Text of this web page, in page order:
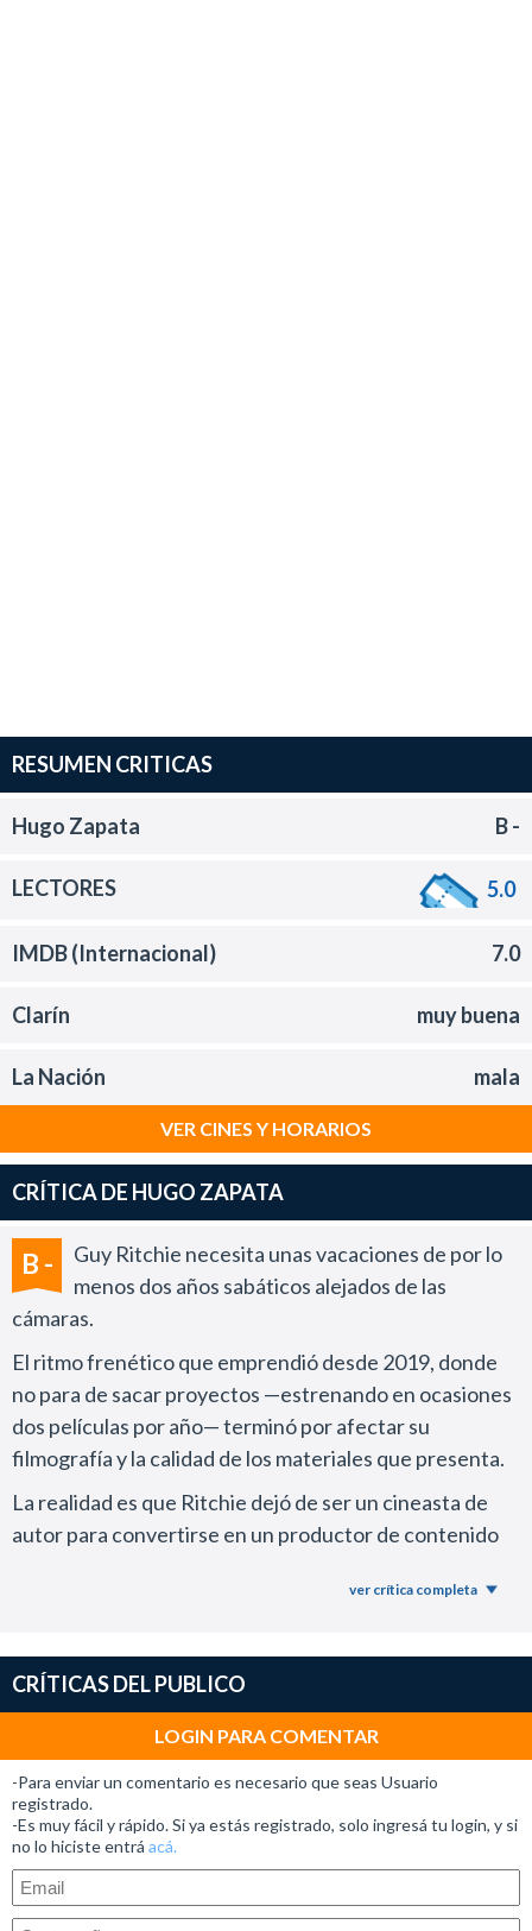
RESUMEN CRITICAS
Hugo Zapata B -
LECTORES 5.0
IMDB (Internacional) 7.0
Clarín muy buena
La Nación mala
VER CINES Y HORARIOS
CRÍTICA DE HUGO ZAPATA
B -
Guy Ritchie necesita unas vacaciones de por lo
menos dos años sabáticos alejados de las
cámaras.
El ritmo frenético que emprendió desde 2019, donde
no para de sacar proyectos —estrenando en ocasiones
dos películas por año— terminó por afectar su
filmografía y la calidad de los materiales que presenta.
La realidad es que Ritchie dejó de ser un cineasta de
autor para convertirse en un productor de contenido
de Joe Carnahan (The Rip), todavía mantiene un
acción; sin embargo, las propuestas que ofreció en el
último tiempo no resisten más de un visionado y se
olvidan enseguida.
Desde Wrath of Man (2021), su última obra realmente
destacable, filmó sin parar Operation Fortune, The
Covenant, The Ministry of Ungentlemanly Warfare —
que apenas tuvo difusión—, Fountain of Youth y la serie
Young Sherlock.
ver crítica completa
CRÍTICAS DEL PUBLICO
LOGIN PARA COMENTAR
-Para enviar un comentario es necesario que seas Usuario
registrado.
-Es muy fácil y rápido. Si ya estás registrado, solo ingresá tu login, y si
no lo hiciste entrá acá.